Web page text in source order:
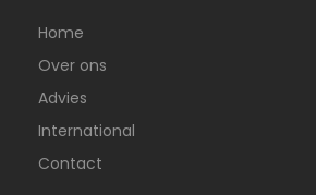
Home
Over ons
Advies
International
Contact